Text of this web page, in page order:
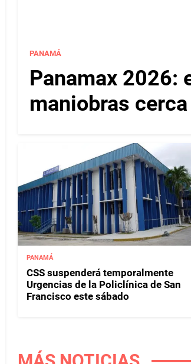
PANAMÁ
Panamax 2026:
maniobras
PANAMÁ
CSS suspenderá temporalmente
Urgencias de la Policlínica de San
Francisco este sábado